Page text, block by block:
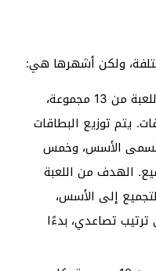
ولكن أشهرها هي:
تتكون اللعبة من 13 مجموعة،
على 10 بطاقات. يتم توزيع البطاقات
الأسس، وخمس
الهدف من اللعبة
إلى الأسس،
تصاعدي، بدءًا